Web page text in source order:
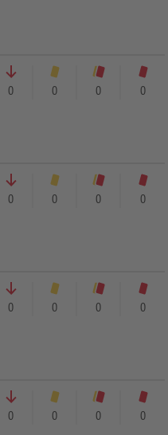
0 0 0 0
0 0 0 0
0 0 0 0
0 0 0 0